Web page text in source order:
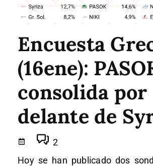
Encuesta
(16ene):
consolida por
delante de
2
Hoy se han publicado dos